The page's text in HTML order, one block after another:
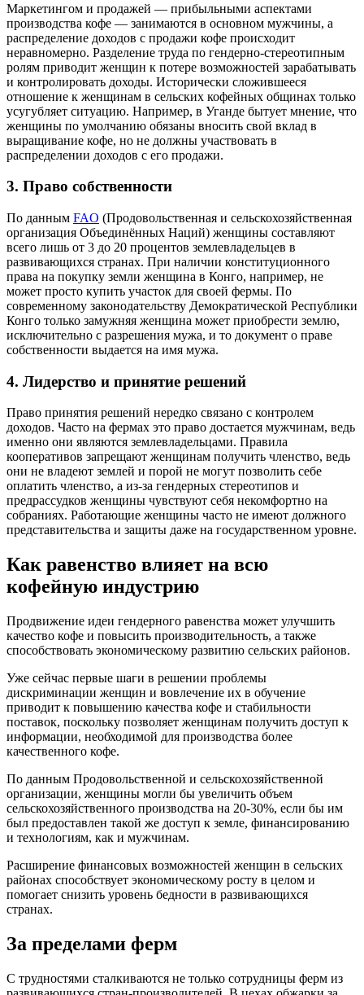
Маркетингом и продажей — прибыльными аспектами
производства кофе — занимаются в основном мужчины, а
распределение доходов с продажи кофе происходит
неравномерно. Разделение труда по гендерно-стереотипным
ролям приводит женщин к потере возможностей зарабатывать
и контролировать доходы. Исторически сложившееся
отношение к женщинам в сельских кофейных общинах только
усугубляет ситуацию. Например, в Уганде бытует мнение, что
женщины по умолчанию обязаны вносить свой вклад в
выращивание кофе, но не должны участвовать в
распределении доходов с его продажи.
3. Право собственности
По данным FAO (Продовольственная и сельскохозяйственная
организация Объединённых Наций) женщины составляют
всего лишь от 3 до 20 процентов землевладельцев в
развивающихся странах. При наличии конституционного
права на покупку земли женщина в Конго, например, не
может просто купить участок для своей фермы. По
современному законодательству Демократической Республики
Конго только замужняя женщина может приобрести землю,
исключительно с разрешения мужа, и то документ о праве
собственности выдается на имя мужа.
4. Лидерство и принятие решений
Право принятия решений нередко связано с контролем
доходов. Часто на фермах это право достается мужчинам, ведь
именно они являются землевладельцами. Правила
кооперативов запрещают женщинам получить членство, ведь
они не владеют землей и порой не могут позволить себе
оплатить членство, а из-за гендерных стереотипов и
предрассудков женщины чувствуют себя некомфортно на
собраниях. Работающие женщины часто не имеют должного
представительства и защиты даже на государственном уровне.
Как равенство влияет на всю
кофейную индустрию
Продвижение идеи гендерного равенства может улучшить
качество кофе и повысить производительность, а также
способствовать экономическому развитию сельских районов.
Уже сейчас первые шаги в решении проблемы
дискриминации женщин и вовлечение их в обучение
приводит к повышению качества кофе и стабильности
поставок, поскольку позволяет женщинам получить доступ к
информации, необходимой для производства более
качественного кофе.
По данным Продовольственной и сельскохозяйственной
организации, женщины могли бы увеличить объем
сельскохозяйственного производства на 20-30%, если бы им
был предоставлен такой же доступ к земле, финансированию
и технологиям, как и мужчинам.
Расширение финансовых возможностей женщин в сельских
районах способствует экономическому росту в целом и
помогает снизить уровень бедности в развивающихся
странах.
За пределами ферм
С трудностями сталкиваются не только сотрудницы ферм из